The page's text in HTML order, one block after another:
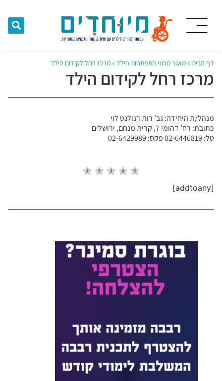
דף הבית »מאגר מכוני התפתחות הילד »מרכז רחל לקידום הילד
מרכז רחל לקידום הילד
מנהל/ת היחידה: גב’ רות רגולנט לוי
כתובת: רח’ דהומי 7, קרית מנחם, ירושלים
טל: 02-6446819 פקס: 02-6429989
[addtoany]